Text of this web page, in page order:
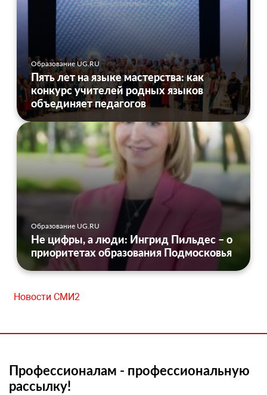
Образование UG.RU
Пять лет на языке мастерства: как
конкурс учителей родных языков
объединяет педагогов
Образование UG.RU
Не цифры, а люди: Ингрид Пильдес – о
приоритетах образования Подмосковья
Новости СМИ2
Профессионалам - профессиональную
рассылку!